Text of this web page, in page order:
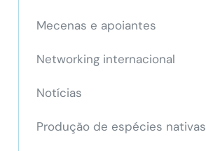
Mecenas e apoiantes
Networking internacional
Notícias
Produção de espécies nativas